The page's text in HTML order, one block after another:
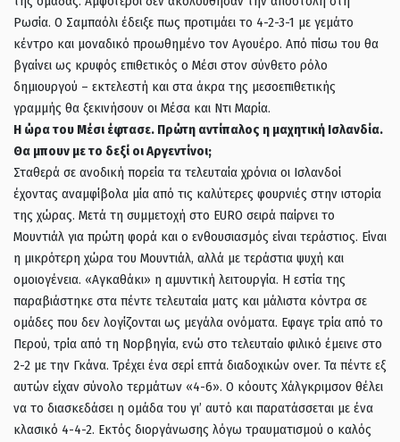
Ρωσία. Ο Σαμπαόλι έδειξε πως προτιμάει το 4-2-3-1 με γεμάτο
κέντρο και μοναδικό προωθημένο τον Αγουέρο. Από πίσω του θα
βγαίνει ως κρυφός επιθετικός ο Μέσι στον σύνθετο ρόλο
δημιουργού – εκτελεστή και στα άκρα της μεσοεπιθετικής
γραμμής θα ξεκινήσουν οι Μέσα και Ντι Μαρία.
Η ώρα του Μέσι έφτασε. Πρώτη αντίπαλος η μαχητική Ισλανδία.
Θα μπουν με το δεξί οι Αργεντίνοι;
Σταθερά σε ανοδική πορεία τα τελευταία χρόνια οι Ισλανδοί
έχοντας αναμφίβολα μία από τις καλύτερες φουρνιές στην ιστορία
της χώρας. Μετά τη συμμετοχή στο EURO σειρά παίρνει το
Μουντιάλ για πρώτη φορά και ο ενθουσιασμός είναι τεράστιος. Είναι
η μικρότερη χώρα του Μουντιάλ, αλλά με τεράστια ψυχή και
ομοιογένεια. «Αγκαθάκι» η αμυντική λειτουργία. Η εστία της
παραβιάστηκε στα πέντε τελευταία ματς και μάλιστα κόντρα σε
ομάδες που δεν λογίζονται ως μεγάλα ονόματα. Εφαγε τρία από το
Περού, τρία από τη Νορβηγία, ενώ στο τελευταίο φιλικό έμεινε στο
2-2 με την Γκάνα. Τρέχει ένα σερί επτά διαδοχικών over. Τα πέντε εξ
αυτών είχαν σύνολο τερμάτων «4-6». Ο κόουτς Χάλγκριμσον θέλει
να το διασκεδάσει η ομάδα του γι’ αυτό και παρατάσσεται με ένα
κλασικό 4-4-2. Εκτός διοργάνωσης λόγω τραυματισμού ο καλός